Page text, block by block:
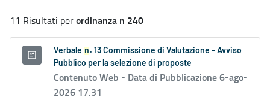
11 Risultati perordinanza n 240
Verbale n . 13 Commissione di Valutazione - Avviso
Pubblico per la selezione di proposte
Contenuto Web - Data di Pubblicazione 6-ago-
2026 17.31